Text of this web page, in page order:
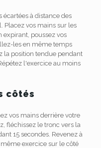
écartées à distance des
Placez vos mains sur les
expirant, poussez vos
les en même temps
la position tendue pendant
l'exercice au moins
côtés
vos mains derrière votre
fléchissez le tronc vers la
15 secondes. Revenez à
exercice sur le côté